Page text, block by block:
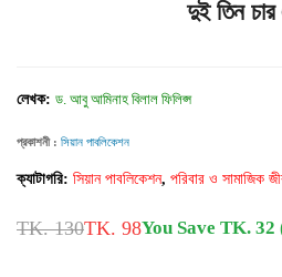
দুই তিন
লেখক: ড. আবু আমিনাহ বিলাল ফিলিপ্স
প্রকাশনী : সিয়ান পাবলিকেশন
ক্যাটাগরি: সিয়ান পাবলিকেশন, পরিবার ও সামাজিক
TK. 130TK. 98You Save TK. 32